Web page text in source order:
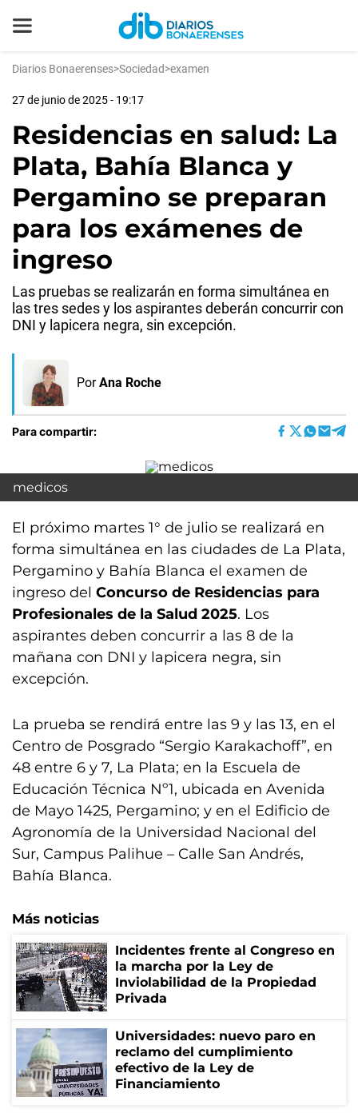
Diarios Bonaerenses>Sociedad>examen
27 de junio de 2025 - 19:17
Residencias en salud: La
Plata, Bahía Blanca y
Pergamino se preparan
para los exámenes de
ingreso
Las pruebas se realizarán en forma simultánea en
las tres sedes y los aspirantes deberán concurrir con
DNI y lapicera negra, sin excepción.
Por Ana Roche
Para compartir:
medicos
El próximo martes 1° de julio se realizará en
forma simultánea en las ciudades de La Plata,
Pergamino y Bahía Blanca el examen de
ingreso del Concurso de Residencias para
Profesionales de la Salud 2025. Los
aspirantes deben concurrir a las 8 de la
mañana con DNI y lapicera negra, sin
excepción.
La prueba se rendirá entre las 9 y las 13, en el
Centro de Posgrado “Sergio Karakachoff”, en
48 entre 6 y 7, La Plata; en la Escuela de
Educación Técnica Nº1, ubicada en Avenida
de Mayo 1425, Pergamino; y en el Edificio de
Agronomía de la Universidad Nacional del
Sur, Campus Palihue – Calle San Andrés,
Bahía Blanca.
Más noticias
Incidentes frente al Congreso en
la marcha por la Ley de
Inviolabilidad de la Propiedad
Privada
Universidades: nuevo paro en
reclamo del cumplimiento
efectivo de la Ley de
Financiamiento